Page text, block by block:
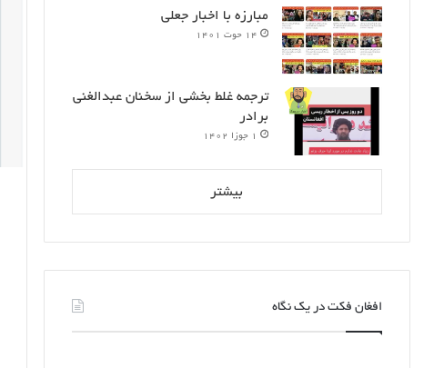
مبارزه با اخبار جعلی
۱۴ حوت ۱۴۰۱
ترجمه غلط بخشی از سخنان عبدالغنی
برادر
۱ جوزا ۱۴۰۲
بیشتر
افغان فکت در یک نگاه